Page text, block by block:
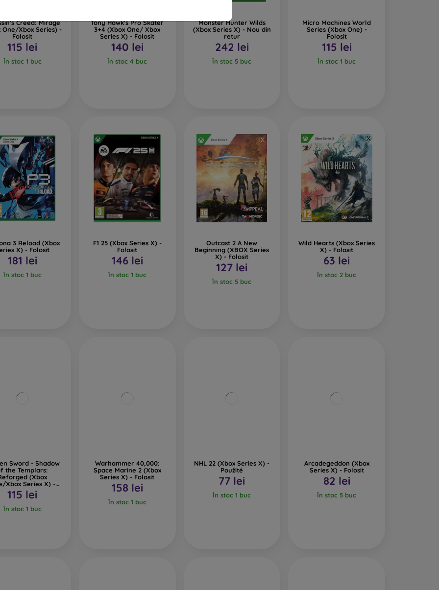
Creed: Mirage
One/Xbox Series) -
Folosit
115 lei
În stoc 1 buc
Tony Hawk's Pro Skater
3+4 (Xbox One/ Xbox
Series X) - Folosit
140 lei
În stoc 4 buc
Monster Hunter Wilds
(Xbox Series X) - Nou din
retur
242 lei
În stoc 5 buc
Micro Machines World
Series (Xbox One) -
Folosit
115 lei
În stoc 1 buc
3 Reload (Xbox
X) - Folosit
181 lei
În stoc 1 buc
F1 25 (Xbox Series X) -
Folosit
146 lei
În stoc 1 buc
Outcast 2 A New
Beginning (XBOX Series
X) - Folosit
127 lei
În stoc 5 buc
Wild Hearts (Xbox Series
X) - Folosit
63 lei
În stoc 2 buc
Sword - Shadow
the Templars:
(Xbox
Xbox Series X) -
Folosit
115 lei
În stoc 1 buc
Warhammer 40,000:
Space Marine 2 (Xbox
Series X) - Folosit
158 lei
În stoc 1 buc
NHL 22 (Xbox Series X) -
Použité
77 lei
În stoc 1 buc
Arcadegeddon (Xbox
Series X) - Folosit
82 lei
În stoc 5 buc